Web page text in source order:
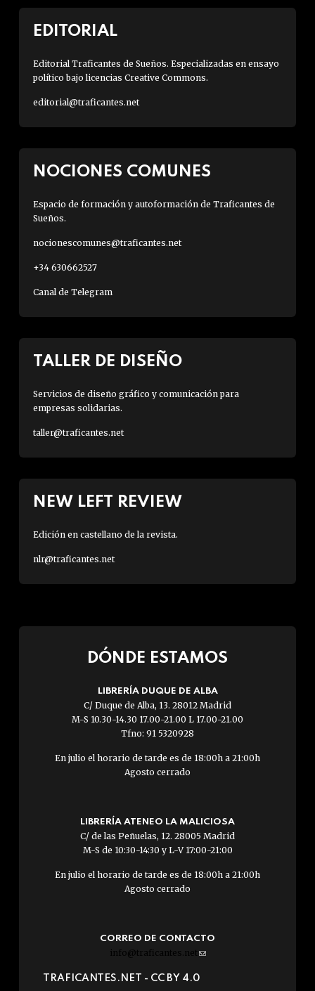
EDITORIAL
Editorial Traficantes de Sueños. Especializadas en ensayo
político bajo licencias Creative Commons.
editorial@traficantes.net
NOCIONES COMUNES
Espacio de formación y autoformación de Traficantes de
Sueños.
nocionescomunes@traficantes.net
+34 630662527
Canal de Telegram
TALLER DE DISEÑO
Servicios de diseño gráfico y comunicación para
empresas solidarias.
taller@traficantes.net
NEW LEFT REVIEW
Edición en castellano de la revista.
nlr@traficantes.net
DÓNDE ESTAMOS
LIBRERÍA DUQUE DE ALBA
C/ Duque de Alba, 13. 28012 Madrid
M-S 10.30-14.30 17.00-21.00 L 17.00-21.00
Tfno: 91 5320928
En julio el horario de tarde es de 18:00h a 21:00h
Agosto cerrado
LIBRERÍA ATENEO LA MALICIOSA
C/ de las Peñuelas, 12. 28005 Madrid
M-S de 10:30-14:30 y L-V 17:00-21:00
En julio el horario de tarde es de 18:00h a 21:00h
Agosto cerrado
CORREO DE CONTACTO
info@traficantes.net (link
e-
TRAFICANTES.NET - CC BY 4.0